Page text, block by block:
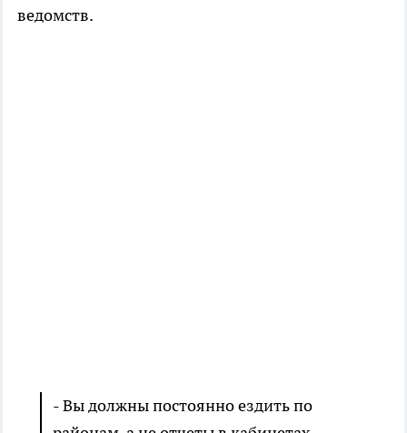
ведомств.
- Вы должны постоянно ездить по